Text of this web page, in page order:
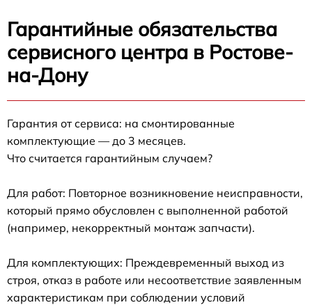
Гарантийные обязательства
сервисного центра в Ростове-
на-Дону
Гарантия от сервиса: на смонтированные
комплектующие — до 3 месяцев.
Что считается гарантийным случаем?
Для работ: Повторное возникновение неисправности,
который прямо обусловлен с выполненной работой
(например, некорректный монтаж запчасти).
Для комплектующих: Преждевременный выход из
строя, отказ в работе или несоответствие заявленным
характеристикам при соблюдении условий